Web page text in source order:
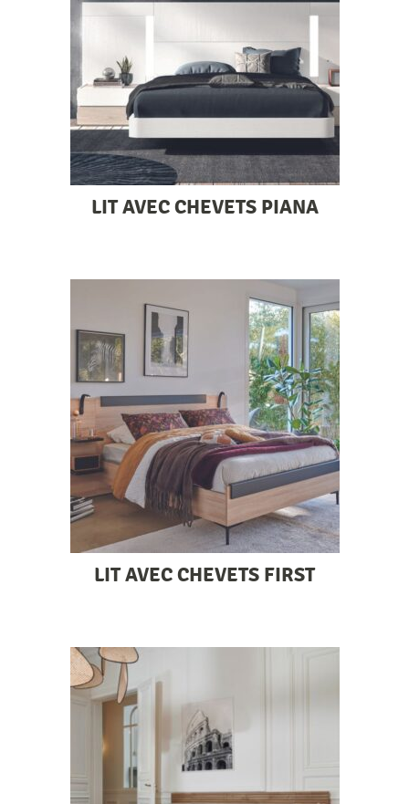
LIT AVEC CHEVETS PIANA
LIT AVEC CHEVETS FIRST